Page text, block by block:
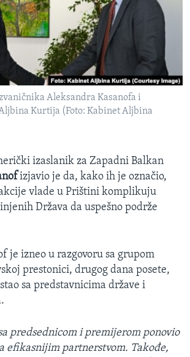
Aleksandra Kasanofa i
Kurtija (Foto: Kabinet Aljbina
izaslanik za Zapadni Balkan
izjavio je da, kako ih je označio,
vlade u Prištini komplikuju
Država da uspešno podrže
je izneo u razgovoru sa grupom
prestonici, drugog dana posete,
sa predstavnicima države i
predsednicom i premijerom ponovio
efikasnijim partnerstvom. Takođe,